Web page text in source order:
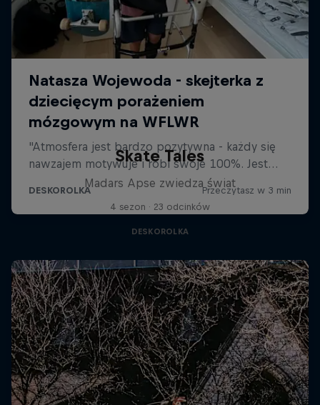
Skate Tales
Madars Apse zwiedza świat
4 sezon · 23 odcinków
DESKOROLKA